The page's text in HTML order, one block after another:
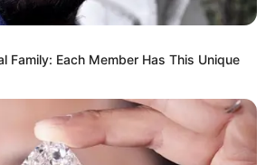
Family: Each Member Has This Unique